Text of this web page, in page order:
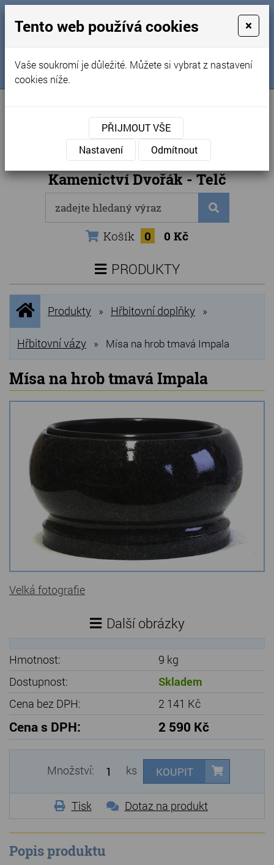
Obchodní podmínky
Kontakty
Naše kamenictví
Sledujte nás na FB
Internetový obchod
Kamenictví Dvořák - Telč
Košík 0 0 Kč
PRODUKTY
NOVINKY
NEJPRODÁVANĚJŠÍ
VÝPRODEJ
Produkty
Grilovací, pečící kameny
Lávové grilovací kameny
Kamenné truhlíky
Chladící kostky a puky
Doplňky do kuchyně
Hřbitovní doplňky
Zvířecí náhrobky a pomníčky
Kamenné stoly, konferenční stolky
Barevné kamenné drti
Štípané kamenné obklady
Gabiony, gabionový kámen
Údržba a čištění kamene
Úvodní
stránka
Produkty » Hřbitovní doplňky »
Hřbitovní vázy » Mísa na hrob tmavá Impala
Mísa na hrob tmavá Impala
Velká fotografie
Další obrázky
Hmotnost:
9 kg
Dostupnost:
Skladem
Cena bez DPH:
2 141 Kč
Cena s DPH: 2 590 Kč
Množství: ks KOUPIT
Tisk Dotaz na produkt
Popis produktu
Tento web používá cookies ×
Vaše soukromí je důležité. Můžete si vybrat z nastavení
cookies níže.
PŘIJMOUT VŠE
Nastavení
Odmítnout